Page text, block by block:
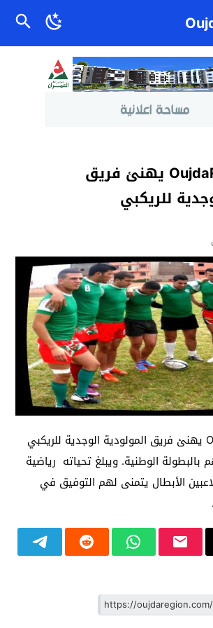
موقع OujdaRegion يهنئ فريق
للريكبي
موقع OujdaRegion يهنئ فريق المولودية الوجدية للريكبي
الوطنية. ويبلغ تحياته رياضية
الأبطال يتمنى لهم التوفيق في